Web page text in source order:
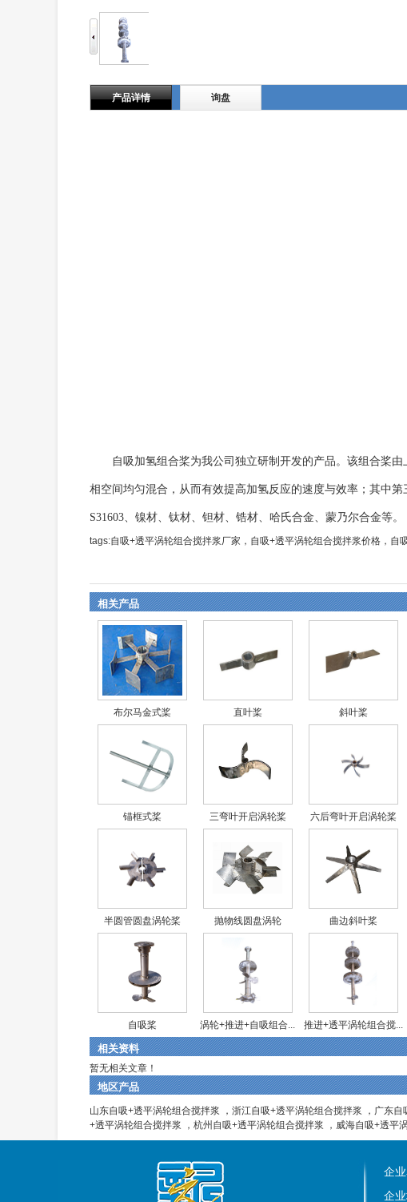
产品详情 询盘
自吸加氢组合桨为我公司独立研制开发的产品。该组合桨由
相空间均匀混合，从而有效提高加氢反应的速度与效率；其中
S31603、镍材、钛材、钽材、锆材、哈氏合金、蒙乃尔合金等。
tags:自吸+透平涡轮组合搅拌浆厂家，自吸+透平涡轮组合搅拌浆价格，
相关产品
布尔马金式桨 直叶桨 斜叶桨
锚框式桨 三弯叶开启涡轮桨 六后弯叶开启涡轮桨
半圆管圆盘涡轮桨 抛物线圆盘涡轮 曲边斜叶桨
自吸桨 涡轮+推进+自吸组合... 推进+透平涡轮组合搅...
相关资料
暂无相关文章！
地区产品
山东自吸+透平涡轮组合搅拌浆 ， 浙江自吸+透平涡轮组合搅拌浆 ， 广东自
+透平涡轮组合搅拌浆 ， 杭州自吸+透平涡轮组合搅拌浆 ， 威海自吸+透平
企
企